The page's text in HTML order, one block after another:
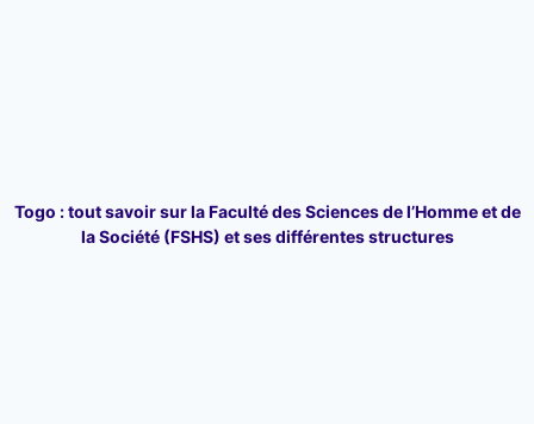
Togo : tout savoir sur la Faculté des Sciences de l’Homme et de
la Société (FSHS) et ses différentes structures